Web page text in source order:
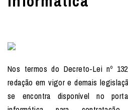
Nos termos do Decreto-Lei nº
redação em vigor e demais
se encontra disponível no